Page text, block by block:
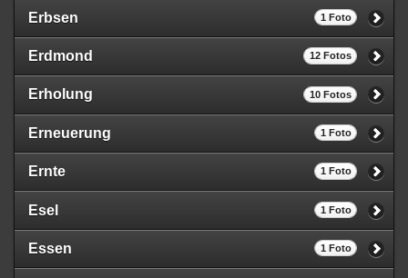
Erbsen 1 Foto
Erdmond 12 Fotos
Erholung 10 Fotos
Erneuerung 1 Foto
Ernte 1 Foto
Esel 1 Foto
Essen 1 Foto